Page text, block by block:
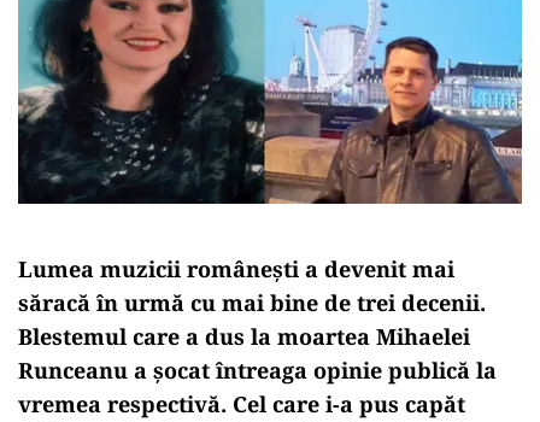
Lumea muzicii românești a devenit mai
săracă în urmă cu mai bine de trei decenii.
Blestemul care a dus la moartea Mihaelei
Runceanu a șocat întreaga opinie publică la
vremea respectivă. Cel care i-a pus capăt